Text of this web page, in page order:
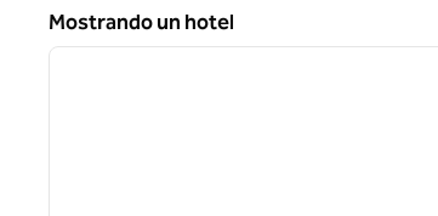
Mostrando un hotel
Mostrando un hotel
1 de 12